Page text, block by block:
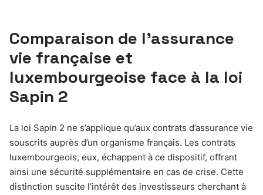
Comparaison de l’assurance
vie française et
luxembourgeoise face à la loi
Sapin 2
La loi Sapin 2 ne s’applique qu’aux contrats d’assurance vie
souscrits auprès d’un organisme français. Les contrats
luxembourgeois, eux, échappent à ce dispositif, offrant
ainsi une sécurité supplémentaire en cas de crise. Cette
distinction suscite l’intérêt des investisseurs cherchant à